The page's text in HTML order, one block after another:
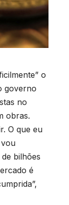
o
governo
no
obras.
O que eu
bilhões
é